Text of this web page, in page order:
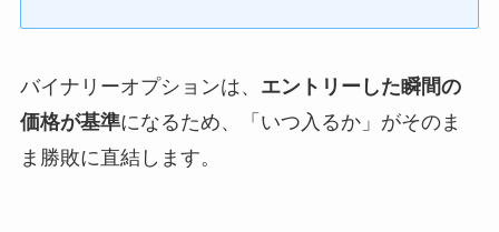
バイナリーオプションは、 エントリーした瞬間の
価格が基準になるため、「いつ入るか」がそのま
ま勝敗に直結します。